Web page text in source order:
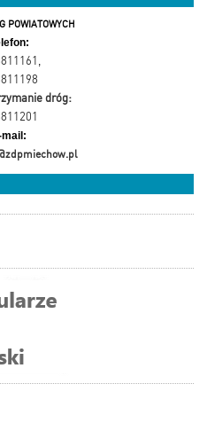
POWIATOWYCH
,
dróg:
mail: